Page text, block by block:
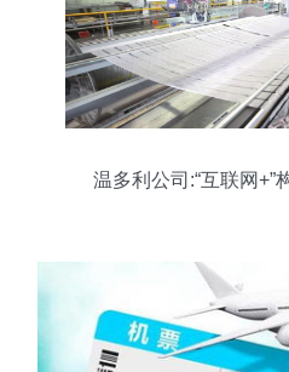
温多利公司:“互联网+”